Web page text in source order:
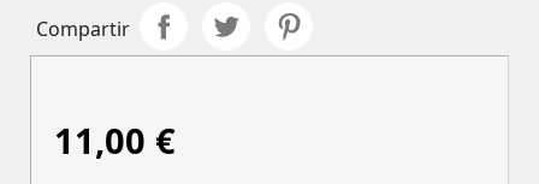
Compartir
11,00 €